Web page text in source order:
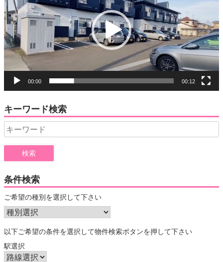
レ
ー
ヤ
ー
00:00 00:12
キーワード検索
Search
for:
条件検索
ご希望の種別を選択して下さい
以下ご希望の条件を選択して物件検索ボタンを押して下さい
駅選択